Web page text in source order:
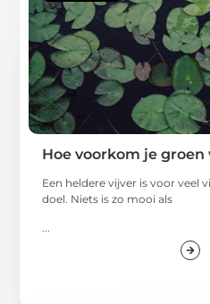
Hoe voorkom je
Een heldere vijver is voor veel
doel. Niets is zo mooi als
...